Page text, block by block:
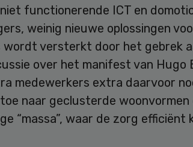
functionerende ICT en
weinig nieuwe oplossingen
wordt versterkt door het gebrek
over het manifest van Hugo
medewerkers extra daarvoor
naar geclusterde woonvormen
“massa”, waar de zorg efficiënt